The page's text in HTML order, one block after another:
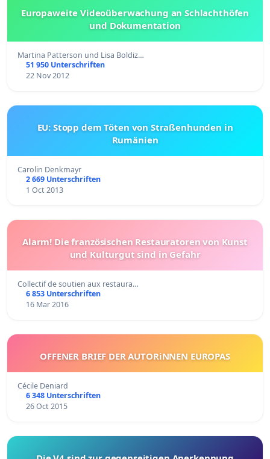
Europaweite Videoüberwachung an Schlachthöfen
und Dokumentation
Martina Patterson und Lisa Boldiz…
51 950 Unterschriften
22 Nov 2012
EU: Stopp dem Töten von Straßenhunden in
Rumänien
Carolin Denkmayr
2 669 Unterschriften
1 Oct 2013
Alarm! Die französischen Restauratoren von Kunst
und Kulturgut sind in Gefahr
Collectif de soutien aux restaura…
6 853 Unterschriften
16 Mar 2016
OFFENER BRIEF DER AUTORiNNEN EUROPAS
Cécile Deniard
6 348 Unterschriften
26 Oct 2015